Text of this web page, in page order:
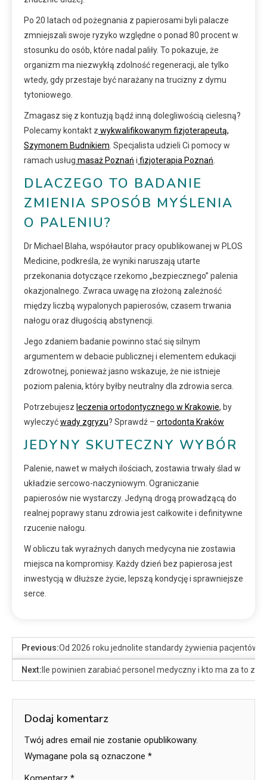
Po 20 latach od pożegnania z papierosami byli palacze
zmniejszali swoje ryzyko względne o ponad 80 procent w
stosunku do osób, które nadal paliły. To pokazuje, że
organizm ma niezwykłą zdolność regeneracji, ale tylko
wtedy, gdy przestaje być narażany na trucizny z dymu
tytoniowego.
Zmagasz się z kontuzją bądź inną dolegliwością cielesną?
Polecamy kontakt z wykwalifikowanym fizjoterapeutą,
Szymonem Budnikiem . Specjalista udzieli Ci pomocy w
ramach usług masaż Poznań i fizjoterapia Poznań
DLACZEGO TO BADANIE
ZMIENIA SPOSÓB MYŚLENIA
O PALENIU?
Dr Michael Blaha, współautor pracy opublikowanej w PLOS
Medicine, podkreśla, że wyniki naruszają utarte
przekonania dotyczące rzekomo „bezpiecznego” palenia
okazjonalnego. Zwraca uwagę na złożoną zależność
między liczbą wypalonych papierosów, czasem trwania
nałogu oraz długością abstynencji.
Jego zdaniem badanie powinno stać się silnym
argumentem w debacie publicznej i elementem edukacji
zdrowotnej, ponieważ jasno wskazuje, że nie istnieje
poziom palenia, który byłby neutralny dla zdrowia serca.
Potrzebujesz leczenia ortodontycznego w Krakowie, by
wyleczyćwady zgryzu? Sprawdź – ortodonta Kraków
JEDYNY SKUTECZNY WYBÓR
Palenie, nawet w małych ilościach, zostawia trwały ślad w
układzie sercowo-naczyniowym. Ograniczanie
papierosów nie wystarczy. Jedyną drogą prowadzącą do
realnej poprawy stanu zdrowia jest całkowite i definitywne
rzucenie nałogu.
W obliczu tak wyraźnych danych medycyna nie zostawia
miejsca na kompromisy. Każdy dzień bez papierosa jest
inwestycją w dłuższe życie, lepszą kondycję i sprawniejsze
serce.
Previous:Od 2026 roku jednolite standardy żywienia pacjentów
Next: Ile powinien zarabiać personel medyczny i kto ma za to
Dodaj komentarz
Twój adres email nie zostanie opublikowany.
Wymagane pola są oznaczone *